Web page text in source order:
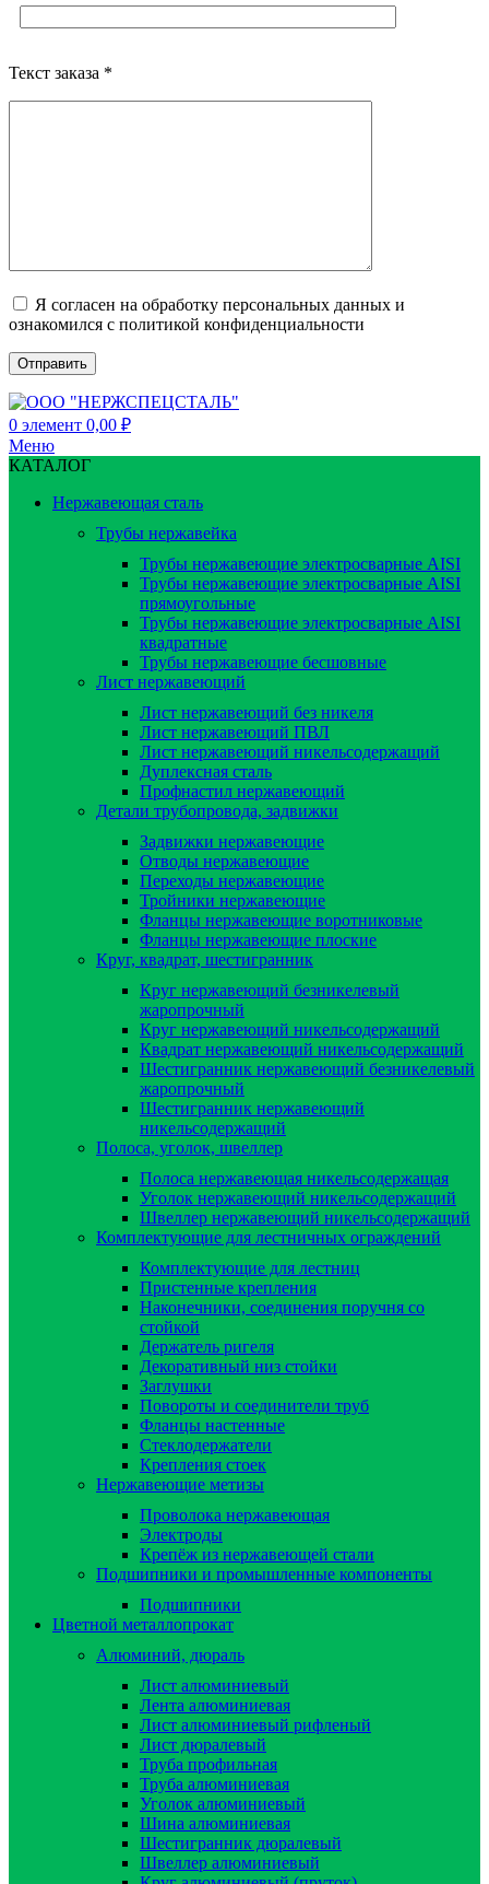
Текст заказа *
Я согласен на обработку персональных данных и
ознакомился с политикой конфиденциальности
0 элемент 0,00 ₽
Меню
КАТАЛОГ
Нержавеющая сталь
Трубы нержавейка
Трубы нержавеющие электросварные AISI
Трубы нержавеющие электросварные AISI
прямоугольные
Трубы нержавеющие электросварные AISI
квадратные
Трубы нержавеющие бесшовные
Лист нержавеющий
Лист нержавеющий без никеля
Лист нержавеющий ПВЛ
Лист нержавеющий никельсодержащий
Дуплексная сталь
Профнастил нержавеющий
Детали трубопровода, задвижки
Задвижки нержавеющие
Отводы нержавеющие
Переходы нержавеющие
Тройники нержавеющие
Фланцы нержавеющие воротниковые
Фланцы нержавеющие плоские
Круг, квадрат, шестигранник
Круг нержавеющий безникелевый
жаропрочный
Круг нержавеющий никельсодержащий
Квадрат нержавеющий никельсодержащий
Шестигранник нержавеющий безникелевый
жаропрочный
Шестигранник нержавеющий
никельсодержащий
Полоса, уголок, швеллер
Полоса нержавеющая никельсодержащая
Уголок нержавеющий никельсодержащий
Швеллер нержавеющий никельсодержащий
Комплектующие для лестничных ограждений
Комплектующие для лестниц
Пристенные крепления
Наконечники, соединения поручня со
стойкой
Держатель ригеля
Декоративный низ стойки
Заглушки
Повороты и соединители труб
Фланцы настенные
Стеклодержатели
Крепления стоек
Нержавеющие метизы
Проволока нержавеющая
Электроды
Крепёж из нержавеющей стали
Подшипники и промышленные компоненты
Подшипники
Цветной металлопрокат
Алюминий, дюраль
Лист алюминиевый
Лента алюминиевая
Лист алюминиевый рифленый
Лист дюралевый
Труба профильная
Труба алюминиевая
Уголок алюминиевый
Шина алюминиевая
Шестигранник дюралевый
Швеллер алюминиевый